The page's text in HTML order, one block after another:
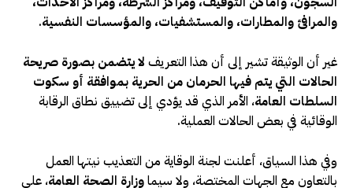
والمرافئ والمطارات، والمستشفيات، والمؤسسات النفسية.
غير أن الوثيقة تشير إلى أن هذا التعريف لا يتضمن بصورة صريحة
الحالات التي يتم فيها الحرمان من الحرية بموافقة أو سكوت
السلطات العامة، الأمر الذي قد يؤدي إلى تضييق نطاق الرقابة
الوقائية في بعض الحالات العملية.
وفي هذا السياق، أعلنت لجنة الوقاية من التعذيب نيتها العمل
بالتعاون مع الجهات المختصة، ولا سيماوزارة الصحة العامة، على